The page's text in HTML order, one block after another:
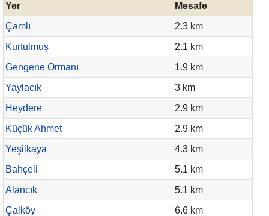
Yer
Mesafe
Çamlı
2.3 km
Kurtulmuş
2.1 km
Gengene Ormanı
1.9 km
Yaylacık
3 km
Heydere
2.9 km
Küçük Ahmet
2.9 km
Yeşilkaya
4.3 km
Bahçeli
5.1 km
Alancık
5.1 km
Çalköy
6.6 km